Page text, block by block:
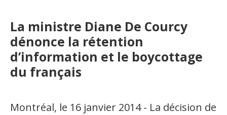
Cours de français
Témoignages
Espace militant
Matériel à télécharger
La ministre Diane De Courcy
dénonce la rétention
d’information et le boycottage
du français
Montréal, le 16 janvier 2014 - La décision de